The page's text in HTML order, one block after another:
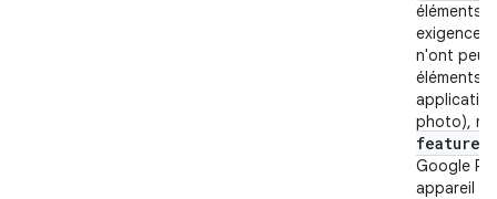
éléments
exigences
n'ont
éléments
photo),
feature>
Google
appareil